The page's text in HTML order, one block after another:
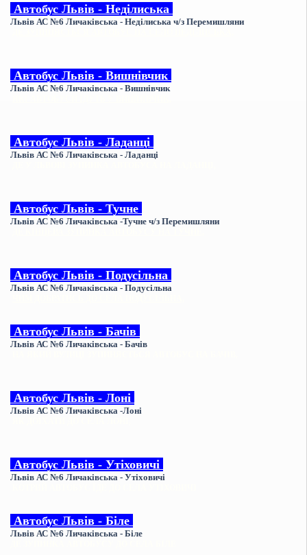
Автобус Львів - Неділиська
Львів АС №6 Личаківська - Неділиська ч/з Перемишляни
Автобус Львів - Вишнівчик
Львів АС №6 Личаківська - Вишнівчик
Автобус Львів - Ладанці
Львів АС №6 Личаківська - Ладанці
Автобус Львів - Тучне
Львів АС №6 Личаківська -Тучне ч/з Перемишляни
Автобус Львів - Подусільна
Львів АС №6 Личаківська - Подусільна
Автобус Львів - Бачів
Львів АС №6 Личаківська - Бачів
Автобус Львів - Лоні
Львів АС №6 Личаківська -Лоні
Автобус Львів - Утіховичі
Львів АС №6 Личаківська - Утіховичі
Автобус Львів - Біле
Львів АС №6 Личаківська - Біле